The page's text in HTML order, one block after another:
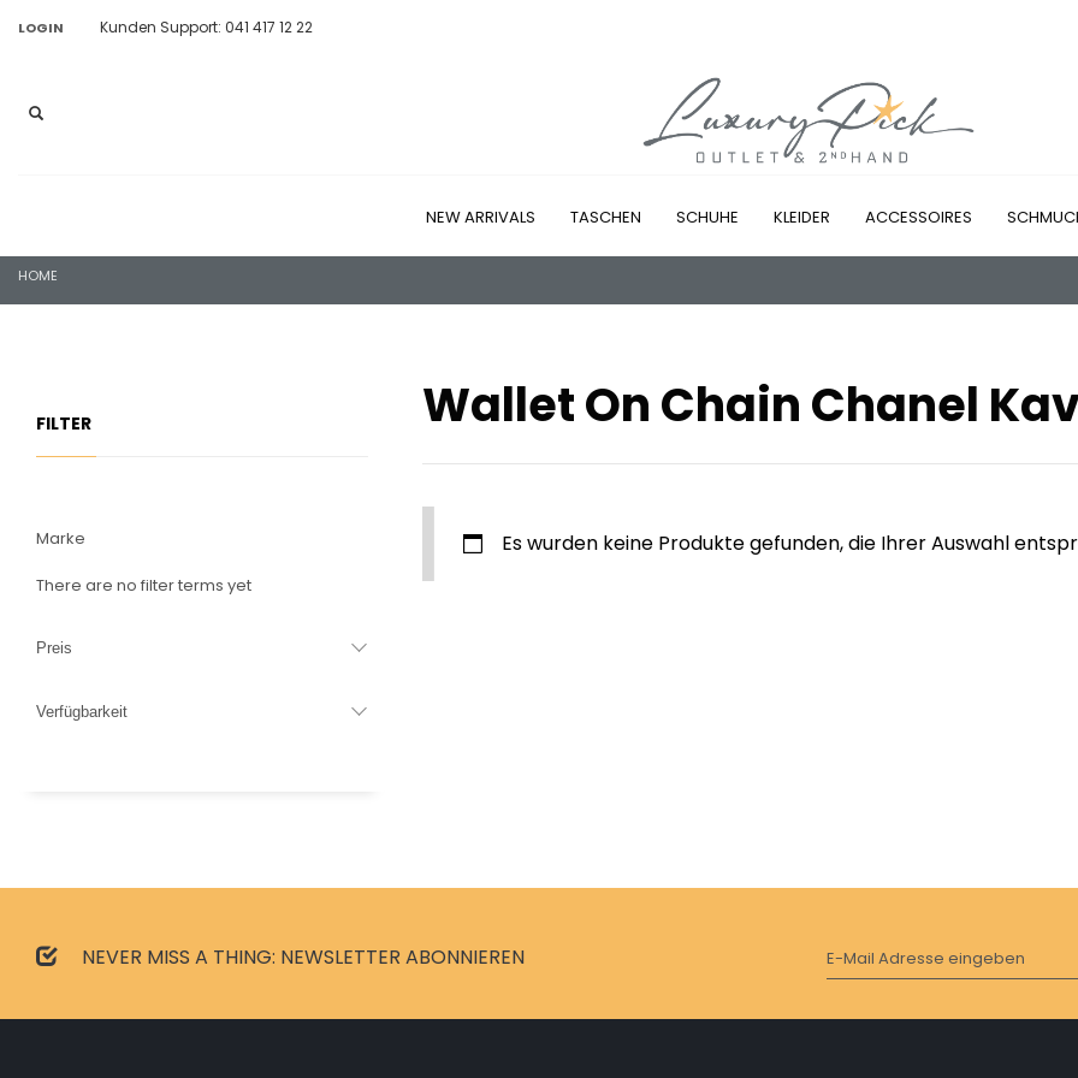
LOGIN Kunden Support: 041 417 12 22
NEW ARRIVALS TASCHEN SCHUHE KLEIDER ACCESSOIRES
HOME
Wallet On Chain Chanel
Es wurden keine Produkte gefunden, die Ihrer Auswahl
FILTER
Marke
There are no filter terms yet
Preis
Verfügbarkeit
NEVER MISS A THING: NEWSLETTER ABONNIEREN E-Mail Adresse eingeben